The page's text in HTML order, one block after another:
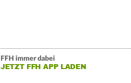
FFH immer dabei
JETZT FFH APP LADEN